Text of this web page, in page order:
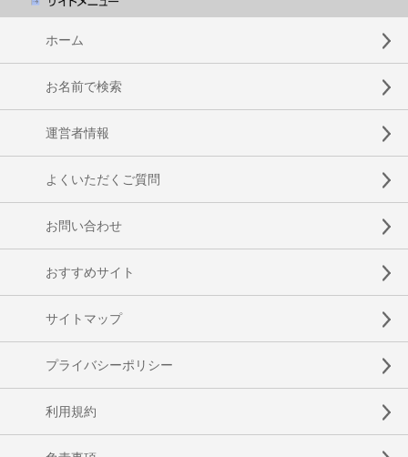
ホーム
お名前で検索
運営者情報
よくいただくご質問
お問い合わせ
おすすめサイト
サイトマップ
プライバシーポリシー
利用規約